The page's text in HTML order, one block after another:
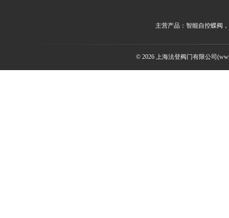
主营产品：智能自控蝶阀
© 2026 上海法登阀门有限公司